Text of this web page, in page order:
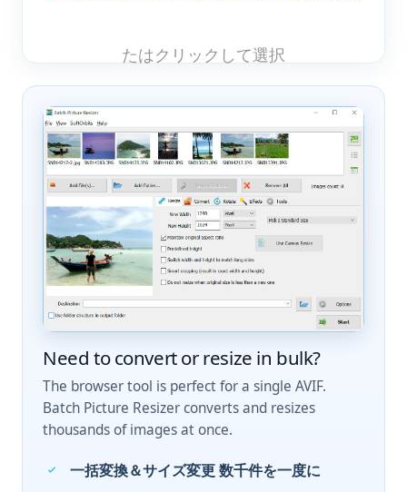
たはクリックして選択
Need to convert or resize in bulk?
The browser tool is perfect for a single AVIF.
Batch Picture Resizer converts and resizes
thousands of images at once.
一括変換＆サイズ変更 数千件を一度に